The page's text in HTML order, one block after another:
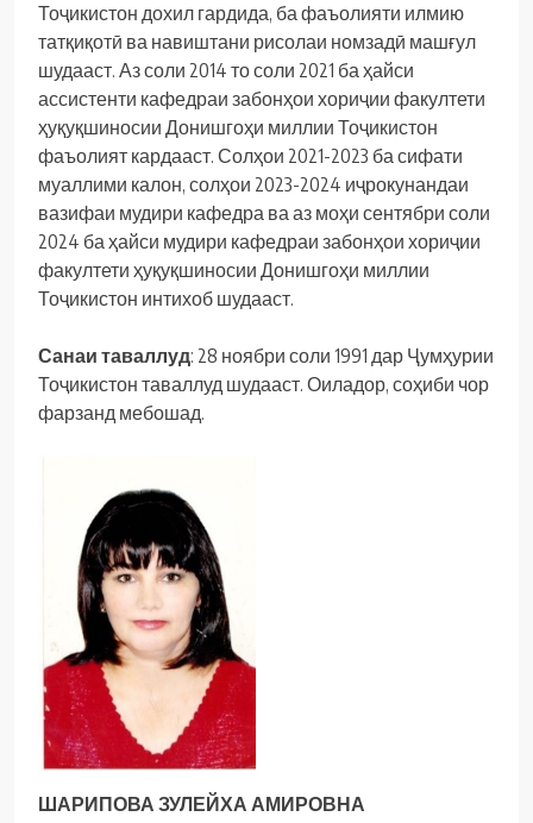
Тоҷикистон дохил гардида, ба фаъолияти илмию
татқиқотӣ ва навиштани рисолаи номзадӣ машғул
шудааст. Аз соли 2014 то соли 2021 ба ҳайси
ассистенти кафедраи забонҳои хориҷии факултети
ҳуқуқшиносии Донишгоҳи миллии Тоҷикистон
фаъолият кардааст. Солҳои 2021-2023 ба сифати
муаллими калон, солҳои 2023-2024 иҷрокунандаи
вазифаи мудири кафедра ва аз моҳи сентябри соли
2024 ба ҳайси мудири кафедраи забонҳои хориҷии
факултети ҳуқуқшиносии Донишгоҳи миллии
Тоҷикистон интихоб шудааст.
Санаи таваллуд: 28 ноябри соли 1991 дар Ҷумҳурии
Тоҷикистон таваллуд шудааст. Оиладор, соҳиби чор
фарзанд мебошад.
ШАРИПОВА ЗУЛЕЙХА АМИРОВНА